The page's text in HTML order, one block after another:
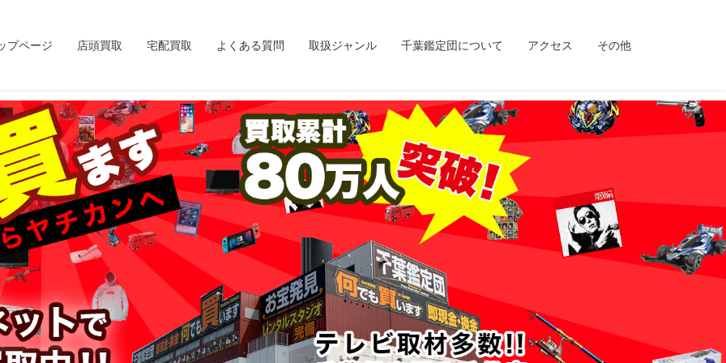
プページ 店頭買取 宅配買取 よくある質問 取扱ジャンル 千葉鑑定団について アクセス その他